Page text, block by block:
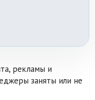
рекламы и
заняты или не